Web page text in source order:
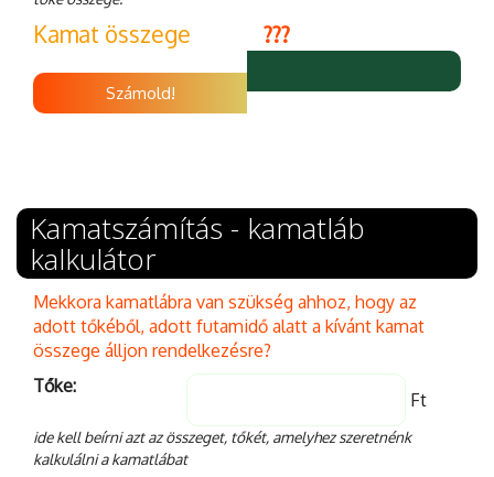
Kamat összege ???
Számold!
Kamatszámítás - kamatláb
kalkulátor
Mekkora kamatlábra van szükség ahhoz, hogy az
adott tőkéből, adott futamidő alatt a kívánt kamat
összege álljon rendelkezésre?
Tőke:
Ft
ide kell beírni azt az összeget, tőkét, amelyhez szeretnénk
kalkulálni a kamatlábat